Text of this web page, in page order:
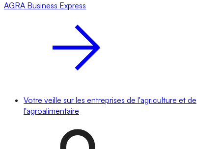
AGRA Business Express
Votre veille sur les entreprises de l'agriculture et de
l'agroalimentaire